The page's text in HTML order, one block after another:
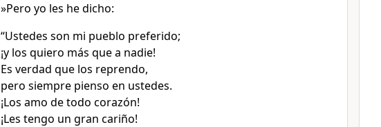
»Pero yo les he dicho:
“Ustedes son mi pueblo preferido;
¡y los quiero más que a nadie!
Es verdad que los reprendo,
pero siempre pienso en ustedes.
¡Los amo de todo corazón!
¡Les tengo un gran cariño!